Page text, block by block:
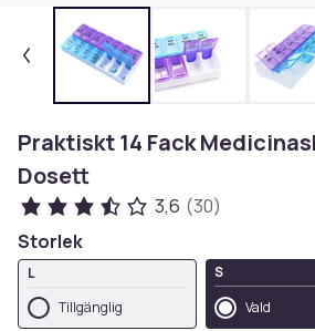
Praktiskt 14 Fack
Dosett
3,6 (30)
Storlek
L
Tillgänglig
S
Vald